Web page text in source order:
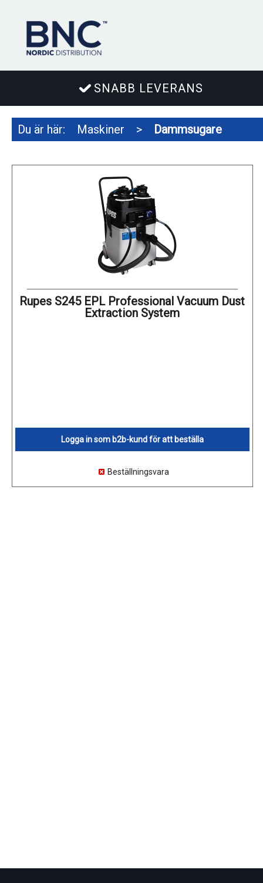
SNABB LEVERANS
Du är här: Maskiner > Dammsugare
Rupes S245 EPL Professional Vacuum Dust
Extraction System
Logga in som b2b-kund för att beställa
Beställningsvara